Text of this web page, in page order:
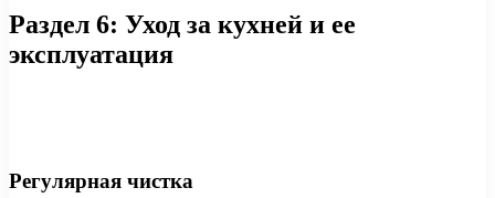
Раздел 6: Уход за кухней и ее
эксплуатация
Регулярная чистка